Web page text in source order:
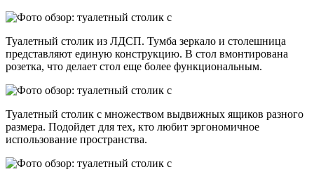
Туалетный столик из ЛДСП. Тумба зеркало и столешница
представляют единую конструкцию. В стол вмонтирована
розетка, что делает стол еще более функциональным.
Туалетный столик с множеством выдвижных ящиков разного
размера. Подойдет для тех, кто любит эргономичное
использование пространства.